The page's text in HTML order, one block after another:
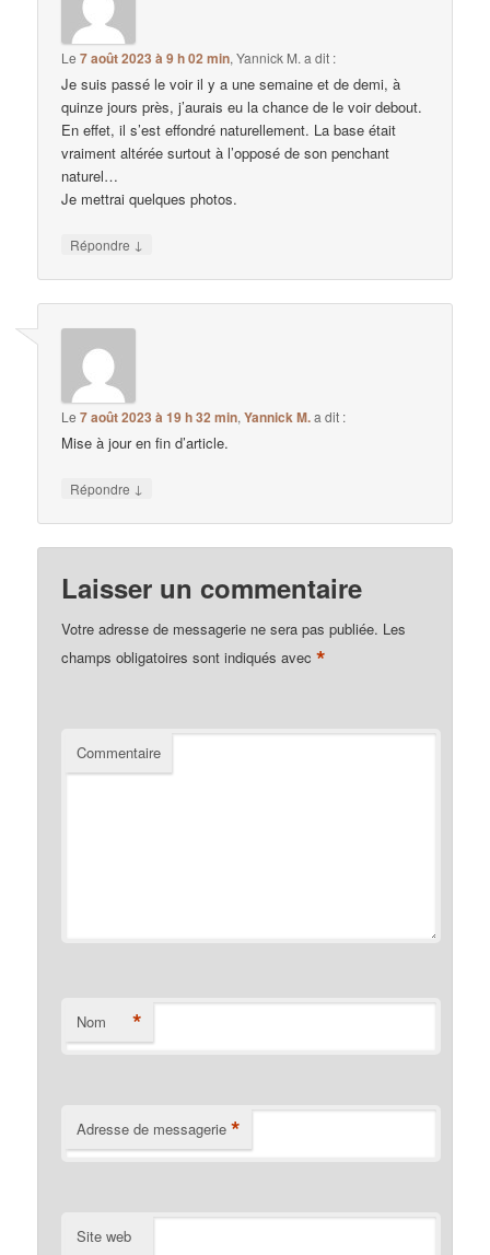
Le7 août 2023 à 9 h 02 min,Yannick M. a dit :
Je suis passé le voir il y a une semaine et de demi, à
quinze jours près, j’aurais eu la chance de le voir debout.
En effet, il s’est effondré naturellement. La base était
vraiment altérée surtout à l’opposé de son penchant
naturel…
Je mettrai quelques photos.
Répondre ↓
Le7 août 2023 à 19 h 32 min,Yannick M.a dit :
Mise à jour en fin d’article.
Répondre ↓
Laisser un commentaire
Votre adresse de messagerie ne sera pas publiée. Les
champs obligatoires sont indiqués avec*
Commentaire
Nom *
Adresse de messagerie *
Site web